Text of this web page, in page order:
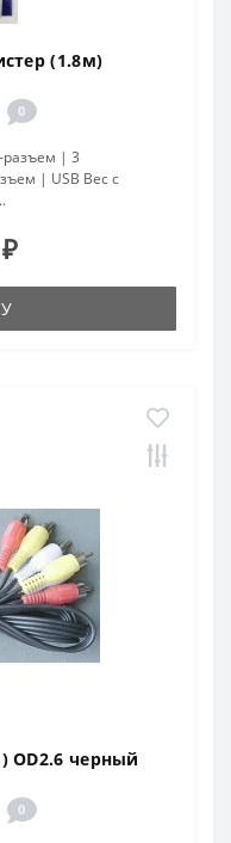
(1.8м)
0
разъем | 3
| USB Вес с
OD2.6 черный
0